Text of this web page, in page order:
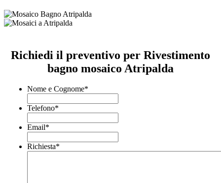
Richiedi il preventivo per Rivestimento
bagno mosaico Atripalda
Nome e Cognome*
Telefono*
Email*
Richiesta*